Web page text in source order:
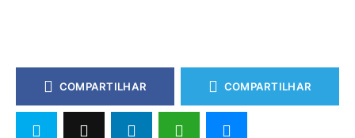
COMPARTILHAR COMPARTILHAR